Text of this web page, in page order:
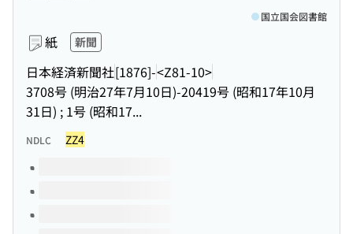
紙 新聞
日本経済新聞社[1876]-<Z81-10>
3708号 (明治27年7月10日)-20419号 (昭和17年10月
31日) ; 1号 (昭和17...
国立国会図書館
NDLC ZZ4
このタイトルの巻号